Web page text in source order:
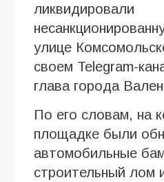
ликвидировали
улице
своем Telegram-
глава города
По его словам, на
площадке были
автомобильные
строительный лом